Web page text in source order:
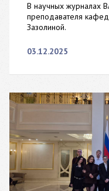
В научных журналах
преподавателя
Зазолиной.
03.12.2025